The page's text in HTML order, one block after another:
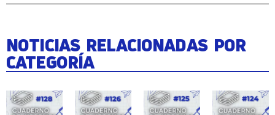
NOTICIAS RELACIONADAS POR
CATEGORÍA